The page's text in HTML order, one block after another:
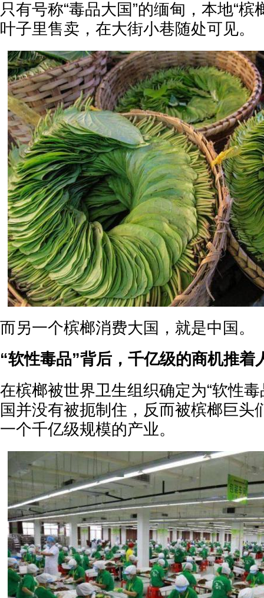
只有号称“毒品大国”的缅甸，本地“槟
叶子里售卖，在大街小巷随处可见。
而另一个槟榔消费大国，就是中国。
“软性毒品”背后， 千亿级的商机推着
在槟榔被世界卫生组织确定为“软性
国并没有被扼制住，反而被槟榔巨头
一个千亿级规模的产业。